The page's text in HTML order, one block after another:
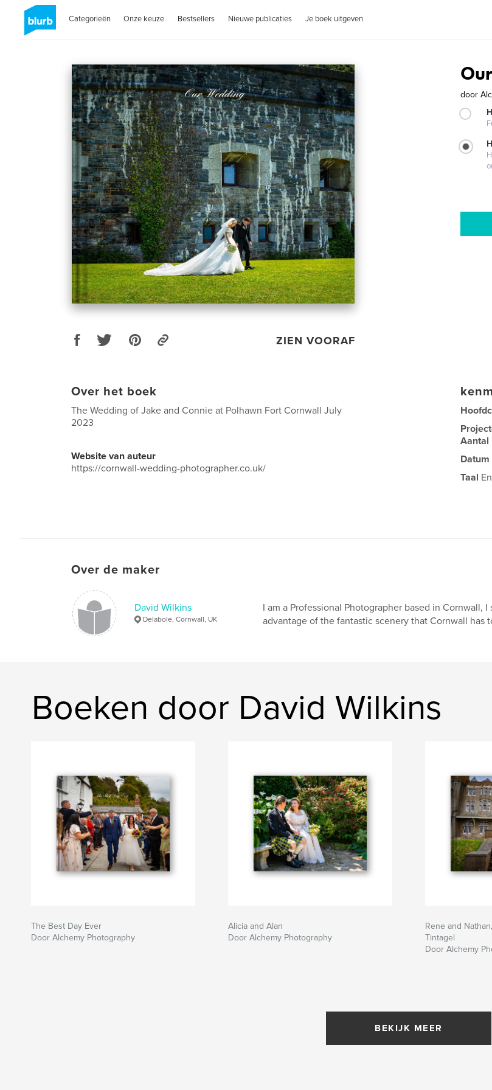
Categorieën Onze keuze Bestsellers Nieuwe publicaties Je boek uitgeven
ZIEN VOORAF
door
Over het boek
The Wedding of Jake and Connie at Polhawn Fort Cornwall July
2023
Website van auteur
https://cornwall-wedding-photographer.co.uk/
Taal
Over de maker
David Wilkins
Delabole, Cornwall, UK
I am a Professional Photographer based in Cornwall,
advantage of the fantastic scenery that Cornwall has
Boeken door David Wilkins
The Best Day Ever
Door Alchemy Photography
Alicia and Alan
Door Alchemy Photography
Rene and
Tintagel
Door Alchemy
BEKIJK MEER